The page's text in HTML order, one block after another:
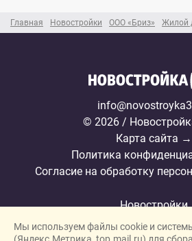
Главная Новостройки ООО «Бриз» Жилой
© 2026 /
Карта сайта →
Политика
Согласие на обработку
Новостройки
Застройщики
Мы используем файлы cookie и